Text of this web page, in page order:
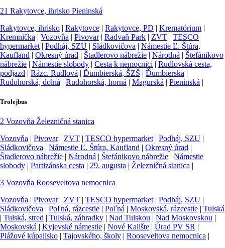
21 Rakytovce, ihrisko Pieninská
Rakytovce, ihrisko | Rakytovce | Rakytovce, PD | Krematórium |
Kremnička | Vozovňa | Pivovar| Radvaň Park | ZVT | TESCO
hypermarket | Podháj, SZU | Sládkovičova | Námestie Ľ. Štúra,
Kaufland | Okresný úrad | Štadlerovo nábrežie | Národná | Štefánikovo
nábrežie | Námestie slobody | Cesta k nemocnici | Rudlovská cesta,
podjazd | Rázc. Rudlová | Ďumbierská, ŠZŠ | Ďumbierska |
Rudohorská, dolná | Rudohorská, horná | Magurská | Pieninská |
Trolejbus
2 Vozovňa Železničná stanica
Vozovňa | Pivovar| ZVT | TESCO hypermarket | Podháj, SZU |
Sládkovičova | Námestie Ľ. Štúra, Kaufland | Okresný úrad |
Štadlerovo nábrežie | Národná | Štefánikovo nábrežie | Námestie
slobody | Partizánska cesta | 29. augusta | Železničná stanica |
3 Vozovňa Rooseveltova nemocnica
Vozovňa | Pivovar| ZVT | TESCO hypermarket | Podháj, SZU |
Sládkovičova | Poľná, rázcestie | Poľná | Moskovská, rázcestie | Tulská
| Tulská, stred | Tulská, záhradky | Nad Tulskou | Nad Moskovskou |
Moskovská | Kyjevské námestie | Nové Kalište | Úrad PV SR |
Plážové kúpalisko | Tajovského, školy | Rooseveltova nemocnica |